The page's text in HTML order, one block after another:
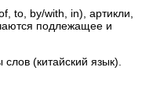
to, by/with, in), артикли,
подлежащее и
(китайский язык).